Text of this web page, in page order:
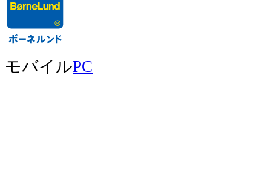
モバイルPC